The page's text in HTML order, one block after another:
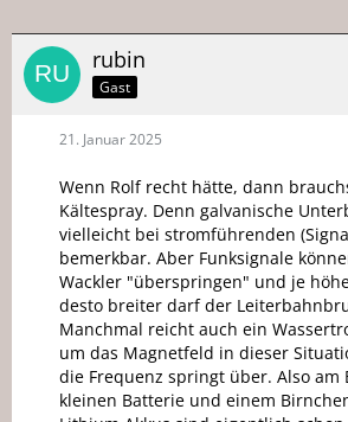
rubin
Gast
21. Januar 2025
Wenn Rolf recht hätte, dann
Kältespray. Denn galvanische
vielleicht bei stromführenden
bemerkbar. Aber Funksignale
Wackler "überspringen" und je
desto breiter darf der
Manchmal reicht auch ein
um das Magnetfeld in dieser
die Frequenz springt über. Also am
kleinen Batterie und einem